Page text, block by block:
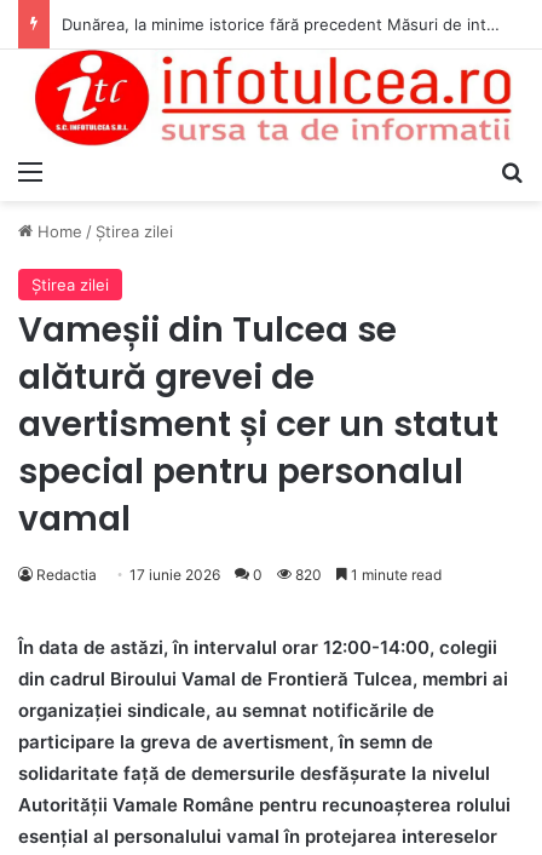
Dunărea, la minime istorice fără precedent Măsuri de intervenție pentru menținerea debitelor minime, necesare pentru producția de energie nucleară
Home / Ştirea zilei
Ştirea zilei
Vameșii din Tulcea se
alătură grevei de
avertisment și cer un statut
special pentru personalul
vamal
Redactia 17 iunie 2026 0 820 1 minute read
În data de astăzi, în intervalul orar 12:00-14:00, colegii
din cadrul Biroului Vamal de Frontieră Tulcea, membri ai
organizației sindicale, au semnat notificările de
participare la greva de avertisment, în semn de
solidaritate față de demersurile desfășurate la nivelul
Autorității Vamale Române pentru recunoașterea rolului
esențial al personalului vamal în protejarea intereselor